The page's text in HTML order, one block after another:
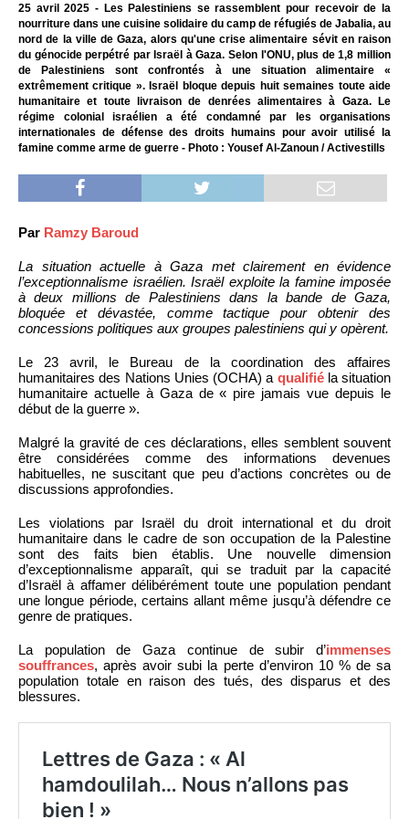
25 avril 2025 - Les Palestiniens se rassemblent pour recevoir de la
nourriture dans une cuisine solidaire du camp de réfugiés de Jabalia, au
nord de la ville de Gaza, alors qu'une crise alimentaire sévit en raison
du génocide perpétré par Israël à Gaza. Selon l'ONU, plus de 1,8 million
de Palestiniens sont confrontés à une situation alimentaire «
extrêmement critique ». Israël bloque depuis huit semaines toute aide
humanitaire et toute livraison de denrées alimentaires à Gaza. Le
régime colonial israélien a été condamné par les organisations
internationales de défense des droits humains pour avoir utilisé la
famine comme arme de guerre - Photo : Yousef Al-Zanoun / Activestills
Par Ramzy Baroud
La situation actuelle à Gaza met clairement en évidence
l’exceptionnalisme israélien. Israël exploite la famine imposée
à deux millions de Palestiniens dans la bande de Gaza,
bloquée et dévastée, comme tactique pour obtenir des
concessions politiques aux groupes palestiniens qui y opèrent.
Le 23 avril, le Bureau de la coordination des affaires
humanitaires des Nations Unies (OCHA) a qualifiéla situation
humanitaire actuelle à Gaza de « pire jamais vue depuis le
début de la guerre ».
Malgré la gravité de ces déclarations, elles semblent souvent
être considérées comme des informations devenues
habituelles, ne suscitant que peu d’actions concrètes ou de
discussions approfondies.
Les violations par Israël du droit international et du droit
humanitaire dans le cadre de son occupation de la Palestine
sont des faits bien établis. Une nouvelle dimension
d’exceptionnalisme apparaît, qui se traduit par la capacité
d’Israël à affamer délibérément toute une population pendant
une longue période, certains allant même jusqu’à défendre ce
genre de pratiques.
La population de Gaza continue de subir d’immenses
souffrances, après avoir subi la perte d’environ 10 % de sa
population totale en raison des tués, des disparus et des
blessures.